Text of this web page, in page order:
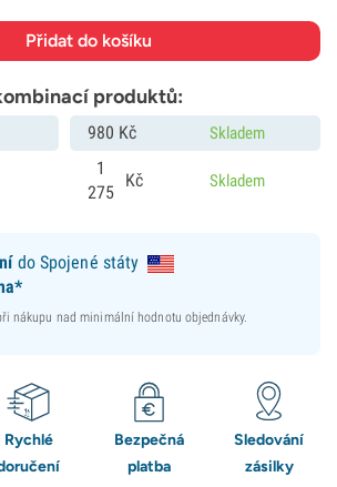
produktů:
980 Kč Skladem
1
275
Kč Skladem
do Spojené státy
nákupu nad minimální hodnotu objednávky.
Rychlé
Bezpečná
platba
Sledování
zásilky